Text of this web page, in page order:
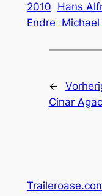
2010 Hans
Endre
←
Cinar